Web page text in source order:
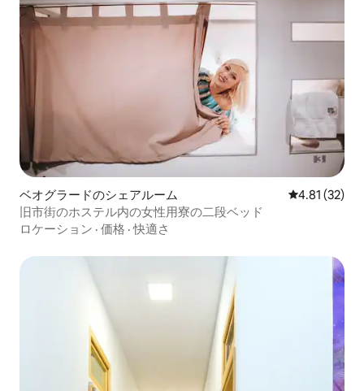
ベオグラードのシェアルーム レビュー32
4.81 (32)
旧市街のホステル内の女性用寮の二段ベッド
ロケーション · 価格 ·快適さ